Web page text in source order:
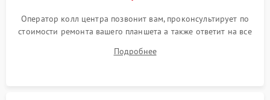
Питание и аккумулятор
Оператор колл центра позвонит вам, проконсультирует по
стоимости ремонта вашего планшета а также ответит на все
Подробнее